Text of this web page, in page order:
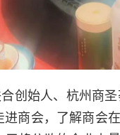
创始人、杭州商
商会，了解商会